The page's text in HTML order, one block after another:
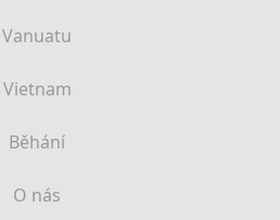
Vanuatu
Vietnam
Běhání
O nás